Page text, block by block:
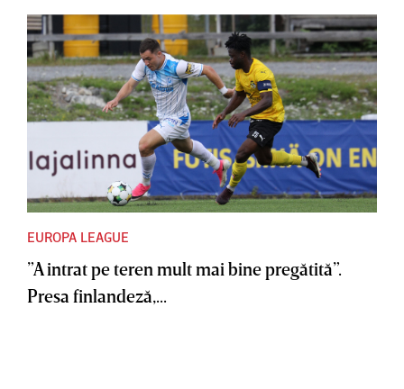
EUROPA LEAGUE
”A intrat pe teren mult mai bine pregătită”.
Presa finlandeză,...